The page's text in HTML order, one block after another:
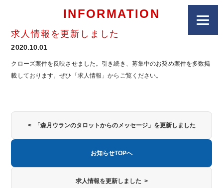
INFORMATION
求人情報を更新しました
2020.10.01
クローズ案件を反映させました。引き続き、募集中のお奨め案件を多数掲
載しております。ぜひ「求人情報」からご覧ください。
< 「森月ウランのタロットからのメッセージ」を更新しました
お知らせTOPへ
求人情報を更新しました >